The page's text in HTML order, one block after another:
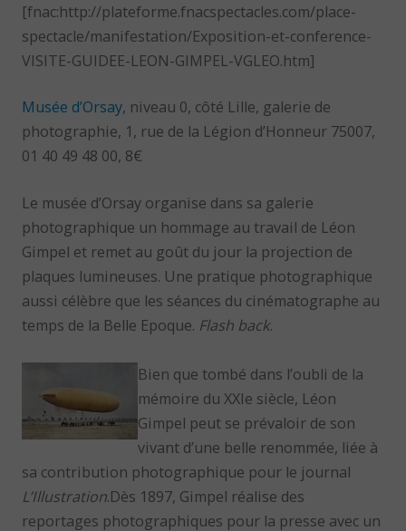
[fnac:http://plateforme.fnacspectacles.com/place-
spectacle/manifestation/Exposition-et-conference-
VISITE-GUIDEE-LEON-GIMPEL-VGLEO.htm]
Musée d’Orsay, niveau 0, côté Lille, galerie de
photographie, 1, rue de la Légion d’Honneur 75007,
01 40 49 48 00, 8€
Le musée d’Orsay organise dans sa galerie
photographique un hommage au travail de Léon
Gimpel et remet au goût du jour la projection de
plaques lumineuses. Une pratique photographique
aussi célèbre que les séances du cinématographe au
temps de la Belle Epoque. Flash back.
Bien que tombé dans l’oubli de la
mémoire du XXIe siècle, Léon
Gimpel peut se prévaloir de son
vivant d’une belle renommée, liée à
sa contribution photographique pour le journal
L’Illustration.Dès 1897, Gimpel réalise des
reportages photographiques pour la presse avec un